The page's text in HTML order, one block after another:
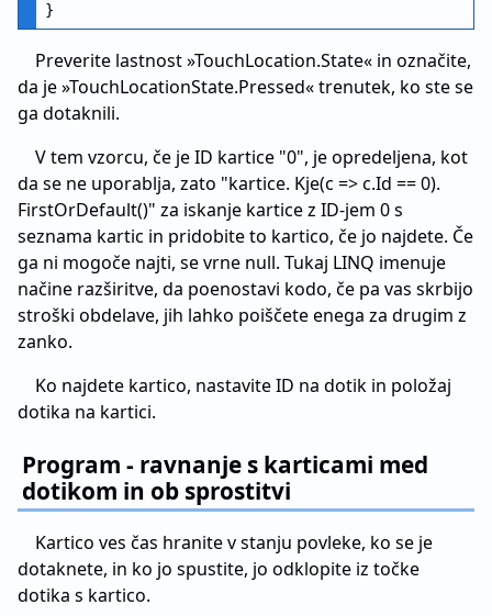
Preverite lastnost »TouchLocation.State« in označite,
da je »TouchLocationState.Pressed« trenutek, ko ste se
ga dotaknili.
V tem vzorcu, če je ID kartice "0", je opredeljena, kot
da se ne uporablja, zato "kartice. Kje(c => c.Id == 0).
FirstOrDefault()" za iskanje kartice z ID-jem 0 s
seznama kartic in pridobite to kartico, če jo najdete. Če
ga ni mogoče najti, se vrne null. Tukaj LINQ imenuje
načine razširitve, da poenostavi kodo, če pa vas skrbijo
stroški obdelave, jih lahko poiščete enega za drugim z
zanko.
Ko najdete kartico, nastavite ID na dotik in položaj
dotika na kartici.
Program - ravnanje s karticami med
dotikom in ob sprostitvi
Kartico ves čas hranite v stanju povleke, ko se je
dotaknete, in ko jo spustite, jo odklopite iz točke
dotika s kartico.